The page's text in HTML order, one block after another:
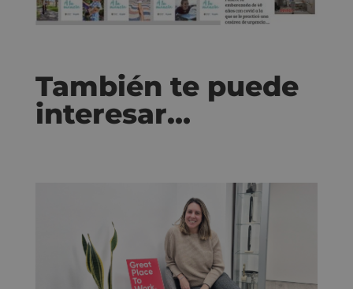
También te puede
interesar…